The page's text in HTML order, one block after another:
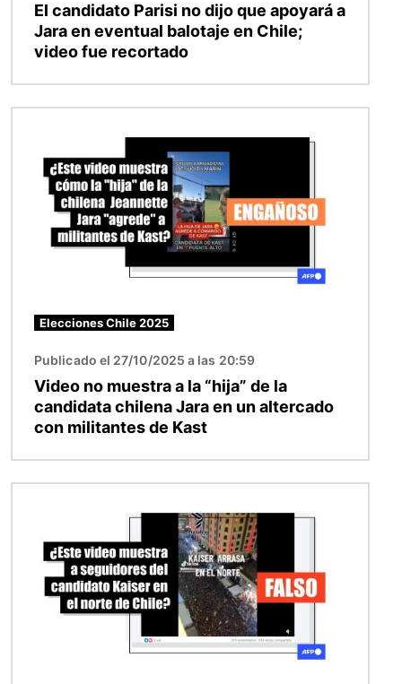
El candidato Parisi no dijo que apoyará a
Jara en eventual balotaje en Chile;
video fue recortado
Elecciones Chile 2025
Publicado el 27/10/2025 a las 20:59
Video no muestra a la “hija” de la
candidata chilena Jara en un altercado
con militantes de Kast